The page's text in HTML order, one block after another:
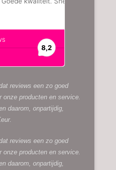
reviews een zo goed
producten en service.
daarom, onpartijdig,
reviews een zo goed
producten en service.
daarom, onpartijdig,